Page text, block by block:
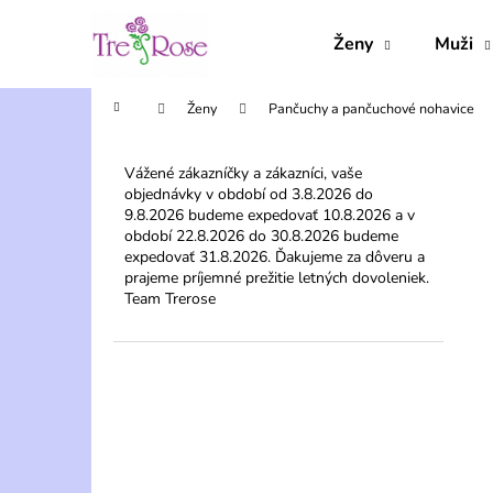
Ženy Muži
Domov Ženy Pančuchy a pančuchové nohavice
Vážené zákazníčky a zákazníci, vaše
objednávky v období od 3.8.2026 do
9.8.2026 budeme expedovať 10.8.2026 a v
období 22.8.2026 do 30.8.2026 budeme
expedovať 31.8.2026. Ďakujeme za dôveru a
prajeme príjemné prežitie letných dovoleniek.
Team Trerose
Späť
do
Späť
do